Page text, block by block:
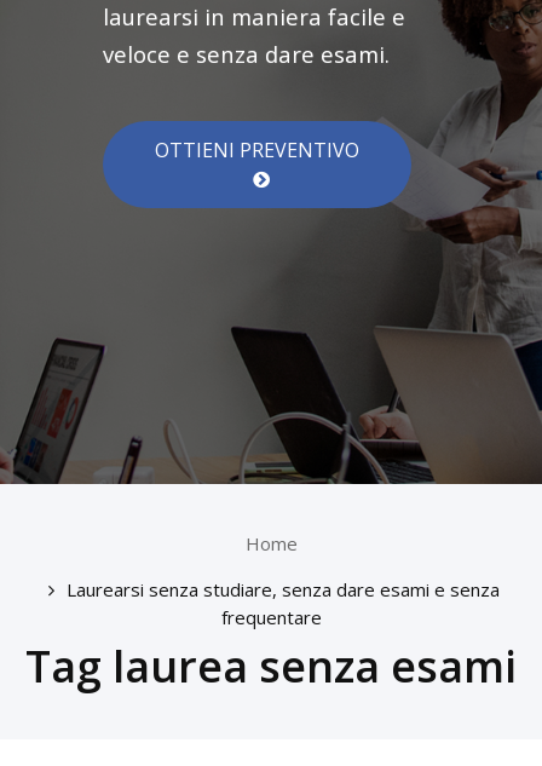
laurearsi in maniera facile e
veloce e senza dare esami.
OTTIENI PREVENTIVO
Home
Laurearsi senza studiare, senza dare esami e senza
frequentare
Tag laurea senza esami